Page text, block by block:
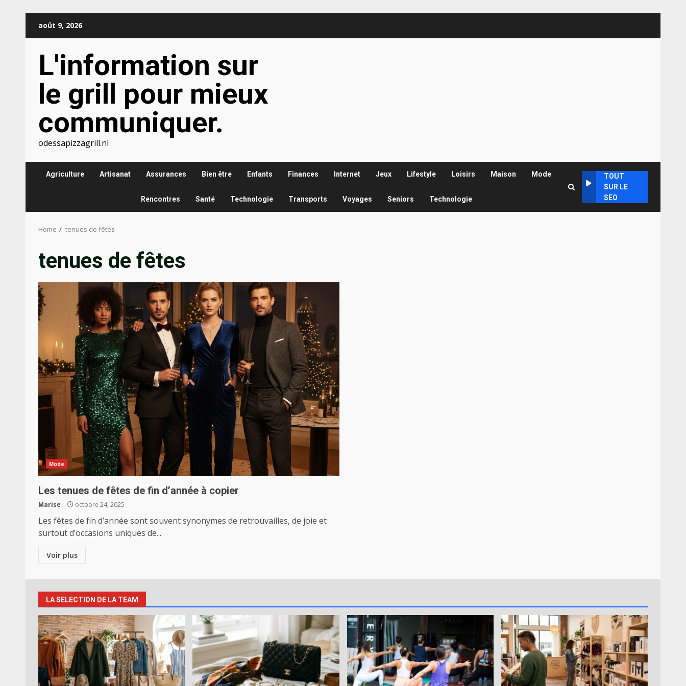
août 9, 2026
L'information sur
le grill pour mieux
communiquer.
odessapizzagrill.nl
Agriculture Artisanat Assurances Bien être Enfants Finances Internet Jeux Lifestyle Loisirs Maison Mode
Rencontres Santé Technologie Transports Voyages Seniors Technologie
TOUT
SUR LE
SEO
Home tenues de fêtes
tenues de fêtes
Mode
Les tenues de fêtes de fin d’année à copier
Marise octobre 24, 2025
Les fêtes de fin d’année sont souvent synonymes de retrouvailles, de joie et
surtout d’occasions uniques de...
Voir plus
LA SELECTION DE LA TEAM